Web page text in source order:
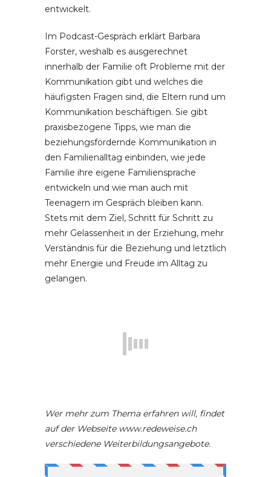
entwickelt.
Im Podcast-Gespräch erklärt Barbara
Forster, weshalb es ausgerechnet
innerhalb der Familie oft Probleme mit der
Kommunikation gibt und welches die
häufigsten Fragen sind, die Eltern rund um
Kommunikation beschäftigen. Sie gibt
praxisbezogene Tipps, wie man die
beziehungsfördernde Kommunikation in
den Familienalltag einbinden, wie jede
Familie ihre eigene Familiensprache
entwickeln und wie man auch mit
Teenagern im Gespräch bleiben kann.
Stets mit dem Ziel, Schritt für Schritt zu
mehr Gelassenheit in der Erziehung, mehr
Verständnis für die Beziehung und letztlich
mehr Energie und Freude im Alltag zu
gelangen.
Wer mehr zum Thema erfahren will, findet
auf der Webseite www.redeweise.ch
verschiedene Weiterbildungsangebote.